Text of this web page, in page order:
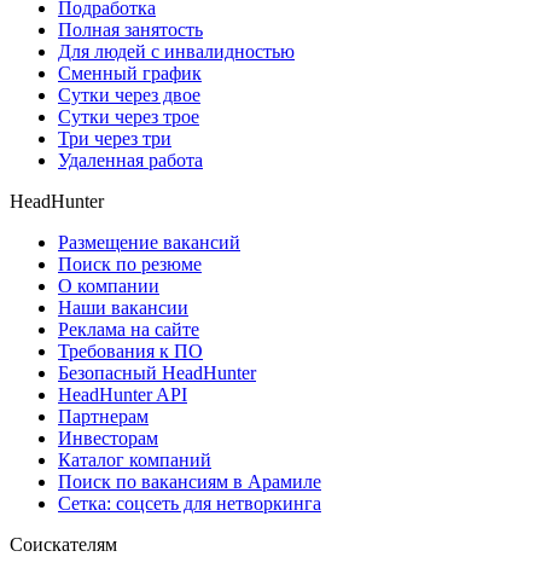
Подработка
Полная занятость
Для людей с инвалидностью
Сменный график
Сутки через двое
Сутки через трое
Три через три
Удаленная работа
HeadHunter
Размещение вакансий
Поиск по резюме
О компании
Наши вакансии
Реклама на сайте
Требования к ПО
Безопасный HeadHunter
HeadHunter API
Партнерам
Инвесторам
Каталог компаний
Поиск по вакансиям в Арамиле
Сетка: соцсеть для нетворкинга
Соискателям